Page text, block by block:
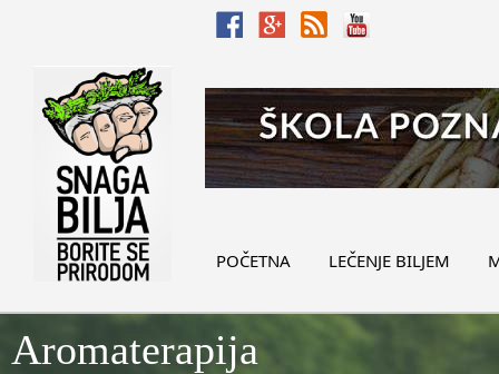
POČETNA LEČENJE BILJEM
Aromaterapija